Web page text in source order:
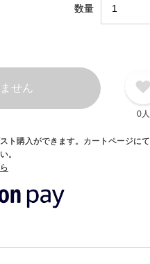
数量
せん
0人
ト購入ができます。カートページにて
。